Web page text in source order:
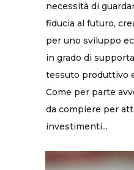
necessità di
fiducia al futuro,
per uno sviluppo
in grado di
tessuto produttivo
Come per parte
da compiere per
investimenti...